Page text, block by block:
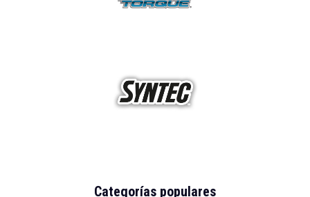
Categorías populares